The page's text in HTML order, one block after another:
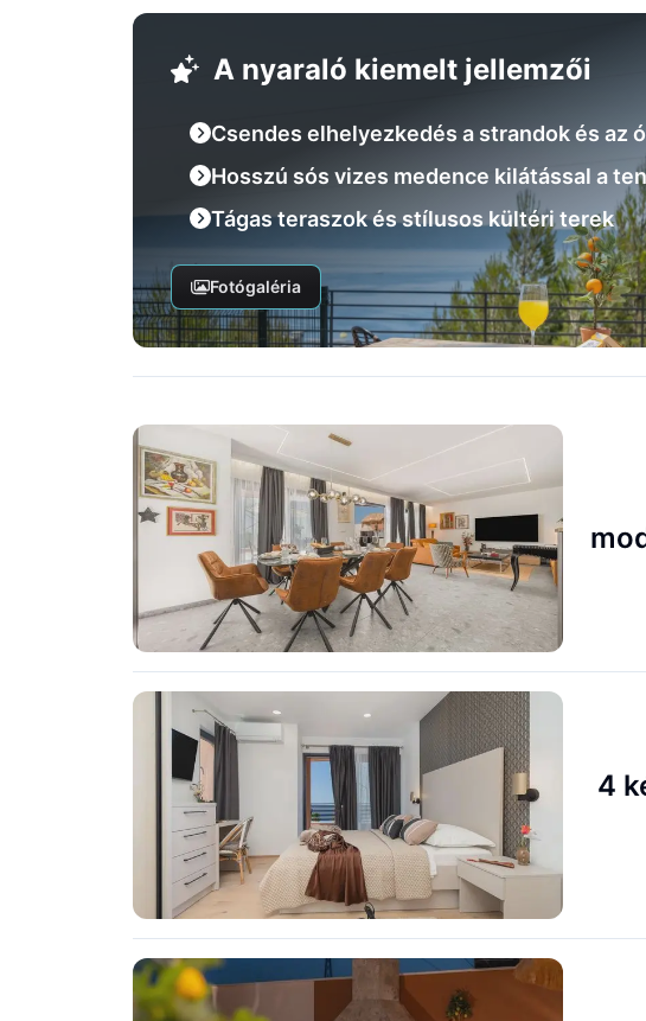
A nyaraló kiemelt jellemzői
Csendes elhelyezkedés a strandok és az
Hosszú sós vizes medence kilátással a
Tágas teraszok és stílusos kültéri terek
Fotógaléria
4